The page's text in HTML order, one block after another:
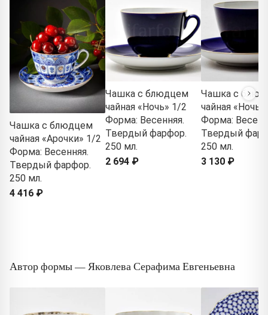
Чашка с блюдцем
чайная «Арочки» 1/2
Форма: Весенняя.
Твердый фарфор.
250 мл.
4 416 ₽
Чашка с блюдцем
чайная «Ночь» 1/2
Форма: Весенняя.
Твердый фарфор.
250 мл.
2 694 ₽
Чашка с
чайная
Форма:
Твердый
250 мл.
3 130 ₽
Автор формы — Яковлева Серафима Евгеньевна